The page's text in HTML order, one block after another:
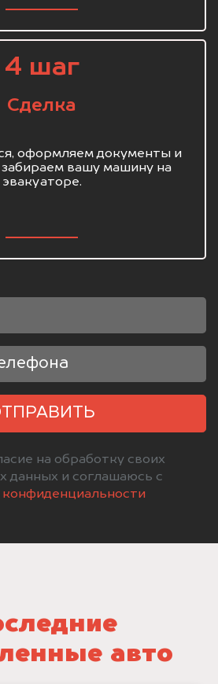
4 шаг
Сделка
оформляем документы и
вашу машину на
эвакуаторе.
на обработку своих
данных и соглашаюсь с
конфиденциальности
авто